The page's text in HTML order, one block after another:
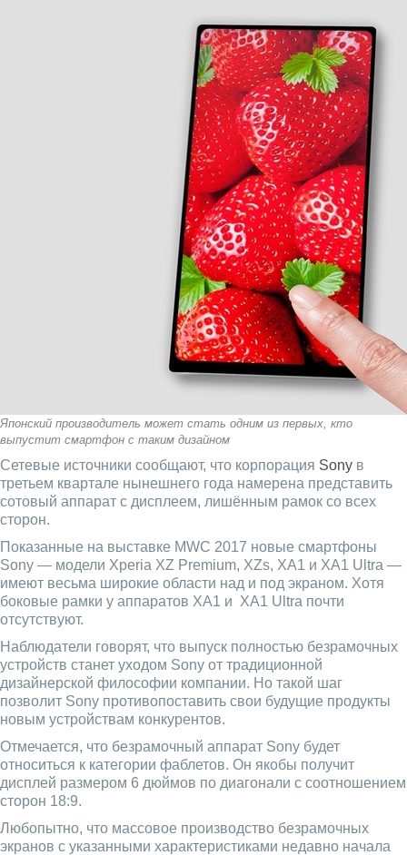
Японский производитель может стать одним из первых, кто
выпустит смартфон с таким дизайном
Сетевые источники сообщают, что корпорация Sony в
третьем квартале нынешнего года намерена представить
сотовый аппарат с дисплеем, лишённым рамок со всех
сторон.
Показанные на выставке MWC 2017 новые смартфоны
Sony — модели Xperia XZ Premium, XZs, XA1 и XA1 Ultra —
имеют весьма широкие области над и под экраном. Хотя
боковые рамки у аппаратов XA1 и XA1 Ultra почти
отсутствуют.
Наблюдатели говорят, что выпуск полностью безрамочных
устройств станет уходом Sony от традиционной
дизайнерской философии компании. Но такой шаг
позволит Sony противопоставить свои будущие продукты
новым устройствам конкурентов.
Отмечается, что безрамочный аппарат Sony будет
относиться к категории фаблетов. Он якобы получит
дисплей размером 6 дюймов по диагонали с соотношением
сторон 18:9.
Любопытно, что массовое производство безрамочных
экранов с указанными характеристиками недавно начала